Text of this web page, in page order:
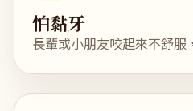
怕黏牙
長輩或小朋友咬起來不舒服